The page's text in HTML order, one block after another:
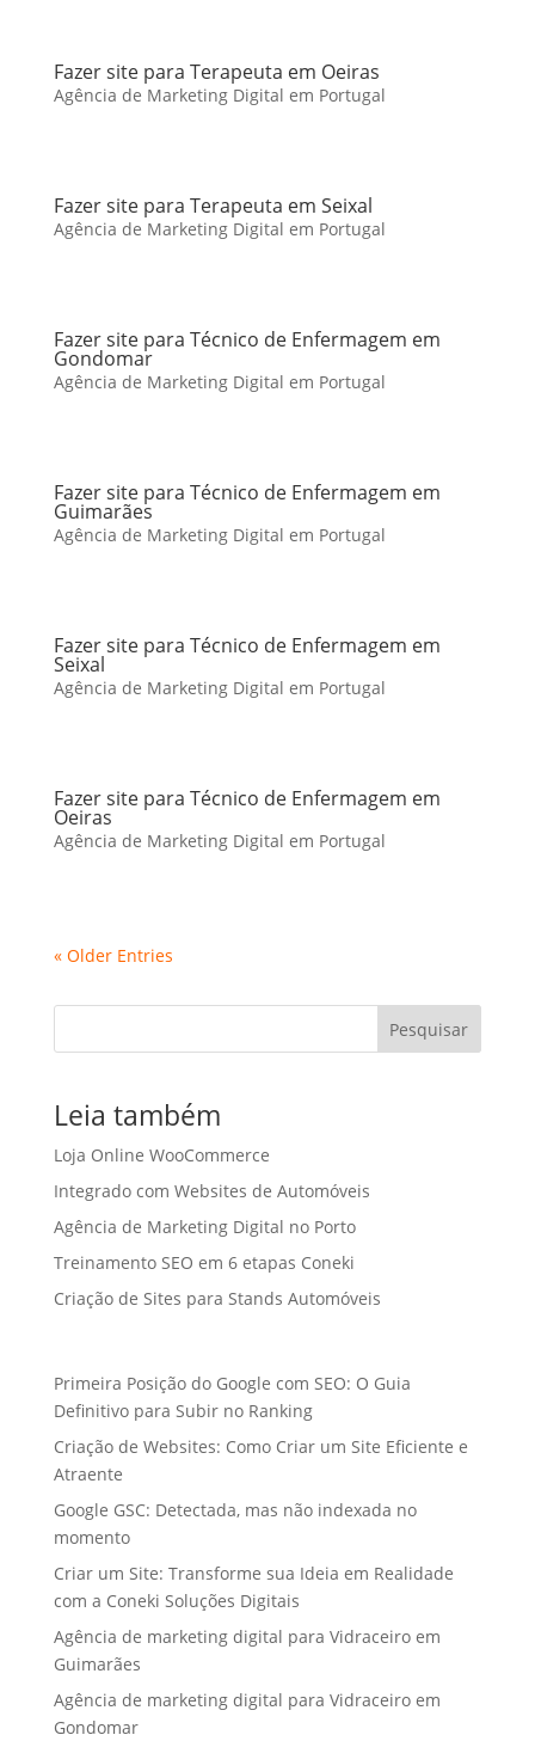
Fazer site para Terapeuta em Oeiras
Agência de Marketing Digital em Portugal
Fazer site para Terapeuta em Seixal
Agência de Marketing Digital em Portugal
Fazer site para Técnico de Enfermagem em
Gondomar
Agência de Marketing Digital em Portugal
Fazer site para Técnico de Enfermagem em
Guimarães
Agência de Marketing Digital em Portugal
Fazer site para Técnico de Enfermagem em
Seixal
Agência de Marketing Digital em Portugal
Fazer site para Técnico de Enfermagem em
Oeiras
Agência de Marketing Digital em Portugal
« Older Entries
Pesquisar
Leia também
Loja Online WooCommerce
Integrado com Websites de Automóveis
Agência de Marketing Digital no Porto
Treinamento SEO em 6 etapas Coneki
Criação de Sites para Stands Automóveis
Primeira Posição do Google com SEO: O Guia
Definitivo para Subir no Ranking
Criação de Websites: Como Criar um Site Eficiente e
Atraente
Google GSC: Detectada, mas não indexada no
momento
Criar um Site: Transforme sua Ideia em Realidade
com a Coneki Soluções Digitais
Agência de marketing digital para Vidraceiro em
Guimarães
Agência de marketing digital para Vidraceiro em
Gondomar